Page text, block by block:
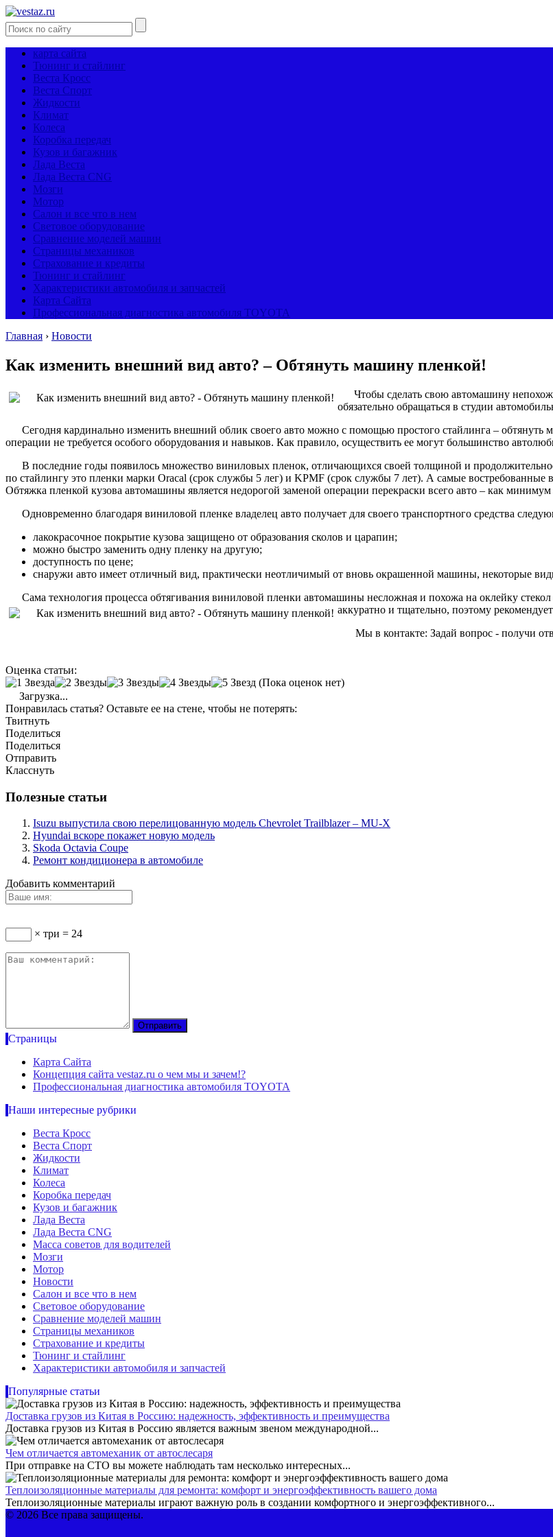
карта сайта
Тюнинг и стайлинг
Веста Кросс
Веста Спорт
Жидкости
Климат
Колеса
Коробка передач
Кузов и багажник
Лада Веста
Лада Веста CNG
Мозги
Мотор
Салон и все что в нем
Световое оборудование
Сравнение моделей машин
Страницы механиков
Страхование и кредиты
Тюнинг и стайлинг
Характеристики автомобиля и запчастей
Карта Сайта
Профессиональная диагностика автомобиля TOYOTA
Главная › Новости
Как изменить внешний вид авто? – Обтянуть машину пленкой!
Чтобы сделать свою автомашину
обязательно обращаться в студии
Сегодня кардинально изменить внешний облик своего авто можно с помощью простого стайлинга – обтянуть
операции не требуется особого оборудования и навыков. Как правило, осуществить ее могут большинство
В последние годы появилось множество виниловых пленок, отличающихся своей толщиной и
по стайлингу это пленки марки Oracal (срок службы 5 лег) и KPMF (срок службы 7 лет). А самые
Обтяжка пленкой кузова автомашины является недорогой заменой операции перекраски всего авто – как
Одновременно благодаря виниловой пленке владелец авто получает для своего транспортного средства
лакокрасочное покрытие кузова защищено от образования сколов и царапин;
можно быстро заменить одну пленку на другую;
доступность по цене;
снаружи авто имеет отличный вид, практически неотличимый от вновь окрашенной машины, некоторые
Сама технология процесса обтягивания виниловой пленки автомашины несложная и похожа на оклейку
аккуратно и тщательно, поэтому
Мы в контакте: Задай вопрос - получи
Оценка статьи:
(Пока оценок нет)
Загрузка...
Понравилась статья? Оставьте ее на стене, чтобы не потерять:
Твитнуть
Поделиться
Поделиться
Отправить
Класснуть
Полезные статьи
Isuzu выпустила свою перелицованную модель Chevrolet Trailblazer – MU-X
Hyundai вскоре покажет новую модель
Skoda Octavia Coupe
Ремонт кондиционера в автомобиле
Добавить комментарий
× три = 24
Страницы
Карта Сайта
Концепция сайта vestaz.ru о чем мы и зачем!?
Профессиональная диагностика автомобиля TOYOTA
Наши интересные рубрики
Веста Кросс
Веста Спорт
Жидкости
Климат
Колеса
Коробка передач
Кузов и багажник
Лада Веста
Лада Веста CNG
Масса советов для водителей
Мозги
Мотор
Новости
Салон и все что в нем
Световое оборудование
Сравнение моделей машин
Страницы механиков
Страхование и кредиты
Тюнинг и стайлинг
Характеристики автомобиля и запчастей
Популярные статьи
Доставка грузов из Китая в Россию: надежность, эффективность и преимущества
Доставка грузов из Китая в Россию является важным звеном международной...
Чем отличается автомеханик от автослесаря
При отправке на СТО вы можете наблюдать там несколько интересных...
Теплоизоляционные материалы для ремонта: комфорт и энергоэффективность вашего дома
Теплоизоляционные материалы играют важную роль в создании комфортного и энергоэффективного...
© 2026 Все права защищены.